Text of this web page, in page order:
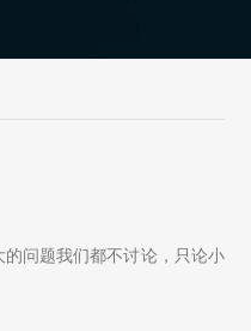
问题我们都不讨论，只论小